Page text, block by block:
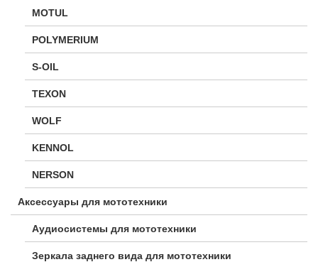
MOTUL
POLYMERIUM
S-OIL
TEXON
WOLF
KENNOL
NERSON
Аксессуары для мототехники
Аудиосистемы для мототехники
Зеркала заднего вида для мототехники